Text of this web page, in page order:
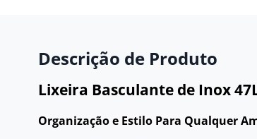
Descrição de Produto
Lixeira Basculante de Inox
Organização e Estilo Para Qualquer